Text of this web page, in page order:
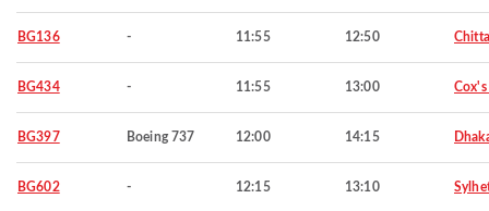
BG136 - 11:55 12:50
BG434 - 11:55 13:00 Cox's
BG397 Boeing 737 12:00 14:15
BG602 - 12:15 13:10